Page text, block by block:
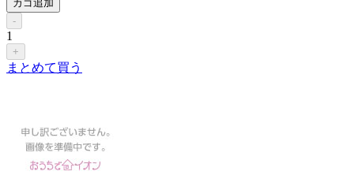
カゴ追加
-
1
+
まとめて買う